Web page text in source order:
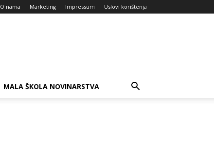
O nama Marketing Impressum Uslovi korištenja
MALA ŠKOLA NOVINARSTVA